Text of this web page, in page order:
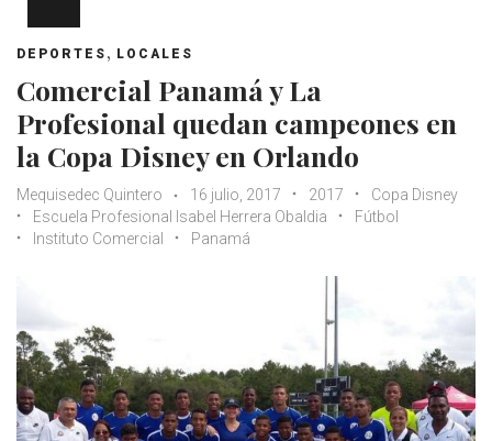
DEPORTES , LOCALES
Comercial Panamá y La
Profesional quedan campeones en
la Copa Disney en Orlando
Mequisedec Quintero 16 julio, 2017 2017
Copa Disney
Escuela Profesional Isabel Herrera Obaldia
Fútbol
Instituto Comercial
Panamá